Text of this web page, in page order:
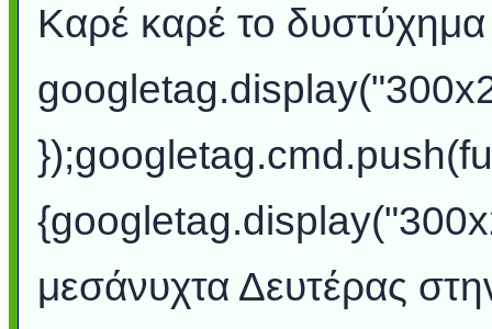
Καρέ καρέ το
μεσάνυχτα Δευτέρας